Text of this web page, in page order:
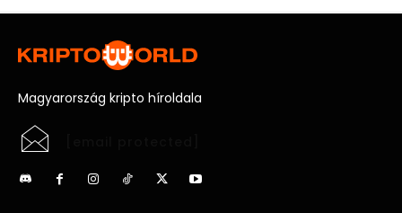
Magyarország kripto híroldala